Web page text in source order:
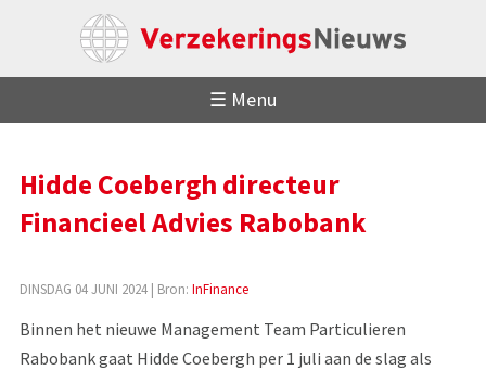
☰ Menu
Hidde Coebergh directeur
Financieel Advies Rabobank
DINSDAG 04 JUNI 2024| Bron: InFinance
Binnen het nieuwe Management Team Particulieren
Rabobank gaat Hidde Coebergh per 1 juli aan de slag als